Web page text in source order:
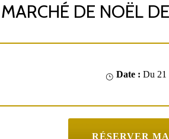
MARCHÉ DE NOËL
Date : Du 21
RÉSERVER